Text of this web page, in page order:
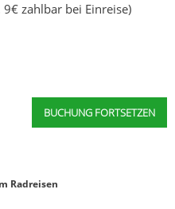
zahlbar bei Einreise)
BUCHUNG FORTSETZEN
Radreisen